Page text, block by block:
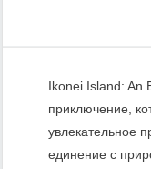
Ikonei Island: An
приключение,
увлекательное
единение с